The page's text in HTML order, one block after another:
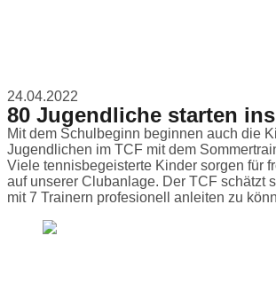
24.04.2022
80 Jugendliche starten
Mit dem Schulbeginn beginnen auch die
Jugendlichen im TCF mit dem
Viele tennisbegeisterte Kinder sorgen für
auf unserer Clubanlage. Der TCF schätzt
mit 7 Trainern profesionell anleiten zu